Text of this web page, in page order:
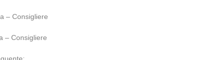
– Consigliere
– Consigliere